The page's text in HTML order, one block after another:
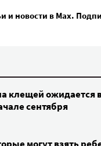
и новости в Max.
клещей ожидается
сентября